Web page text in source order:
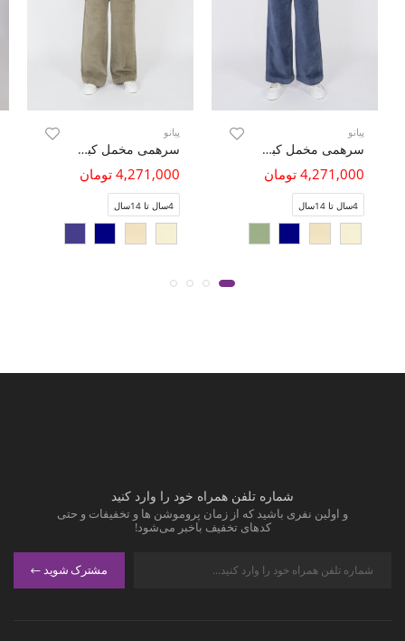
پیانو
سرهمی مخمل کبریتی
4,271,000 تومان
4سال تا 14سال
پیانو
سرهمی مخمل کبریتی
4,271,000 تومان
4سال تا 14سال
شماره تلفن همراه خود را وارد کنید
و اولین نفری باشید که از زمان پروموشن ها و تخفیفات و حتی
کدهای تخفیف باخبر می‌شود!
مشترک شوید